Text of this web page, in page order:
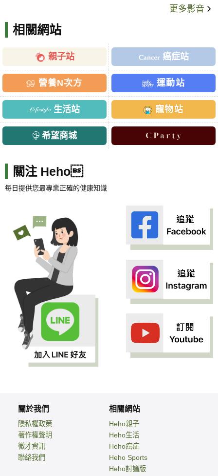
更多影音
相關網站
親子站 癌症站
營養N次方 運動站
生活站 寵物站
希望商城
關注 Heho
每日提供您最專業正確的健康知識
關於我們
隱私權政策
著作權聲明
徵才資訊
聯絡我們
相關網站
Heho親子
Heho生活
Heho癌症
Heho Sports
Heho討論版